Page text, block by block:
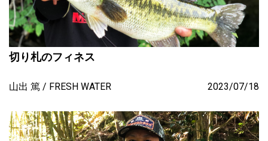
切り札のフィネス
山出 篤 FRESH WATER 2023/07/18